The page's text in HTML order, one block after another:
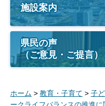
施設案内
県民の声
（ご意見・ご提言）
ホーム > 教育・子育て > 子
ークライフバランスの推進に